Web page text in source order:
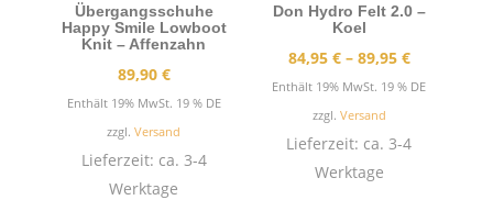
Übergangsschuhe
Happy Smile Lowboot
Knit – Affenzahn
89,90 €
Enthält 19% MwSt. 19 % DE
zzgl.Versand
Lieferzeit: ca. 3-4
Werktage
Don Hydro Felt 2.0 –
Koel
84,95 € – 89,95 €
84,95 €
89,95 €
Enthält 19% MwSt. 19 % DE
zzgl. Versand
Lieferzeit: ca. 3-4
Werktage